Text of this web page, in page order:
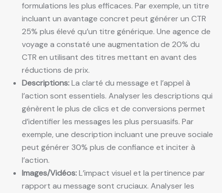
formulations les plus efficaces. Par exemple, un titre
incluant un avantage concret peut générer un CTR
25% plus élevé qu’un titre générique. Une agence de
voyage a constaté une augmentation de 20% du
CTR en utilisant des titres mettant en avant des
réductions de prix.
Descriptions:La clarté du message et l’appel à
l’action sont essentiels. Analyser les descriptions qui
génèrent le plus de clics et de conversions permet
d’identifier les messages les plus persuasifs. Par
exemple, une description incluant une preuve sociale
peut générer 30% plus de confiance et inciter à
l’action.
Images/Vidéos:L’impact visuel et la pertinence par
rapport au message sont cruciaux. Analyser les